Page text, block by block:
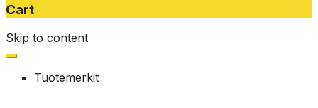
Cart
Skip to content
Tuotemerkit